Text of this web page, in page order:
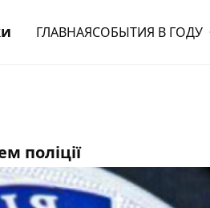
ГЛАВНАЯСОБЫТИЯ В ГОДУ
поліції